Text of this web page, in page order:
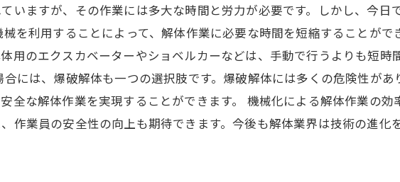
いますが、その作業には多大な時間と労力が必要です。しかし、今日
を利用することによって、解体作業に必要な時間を短縮することがで
用のエクスカベーターやショベルカーなどは、手動で行うよりも短時
には、爆破解体も一つの選択肢です。爆破解体には多くの危険性が
全な解体作業を実現することができます。 機械化による解体作業の効
作業員の安全性の向上も期待できます。今後も解体業界は技術の進化